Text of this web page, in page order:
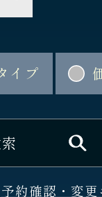
イプ
予約確認・変